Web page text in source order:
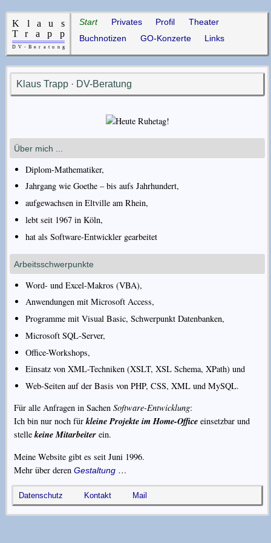
Start Privates Profil
Theater
Buchnotizen
GO-Konzerte Links
Klaus Trapp · DV-Beratung
Über mich ...
Diplom-Mathematiker,
Jahrgang wie Goethe – bis aufs Jahrhundert,
aufgewachsen in Eltville am Rhein,
lebt seit 1967 in Köln,
hat als Software-Entwickler gearbeitet
Arbeitsschwerpunkte
Word- und Excel-Makros (VBA),
Anwendungen mit Microsoft Access,
Programme mit Visual Basic, Schwerpunkt Datenbanken,
Microsoft SQL-Server,
Office-Workshops,
Einsatz von XML-Techniken (XSLT, XSL Schema, XPath) und
Web-Seiten auf der Basis von PHP, CSS, XML und MySQL.
Für alle Anfragen in SachenSoftware-Entwicklung:
Ich bin nur noch fürkleine Projekte im Home-Officeeinsetzbar und
stellekeine Mitarbeiter ein.
Meine Website gibt es seitJuni 1996.
Mehr über derenGestaltung …
Datenschutz Kontakt Mail